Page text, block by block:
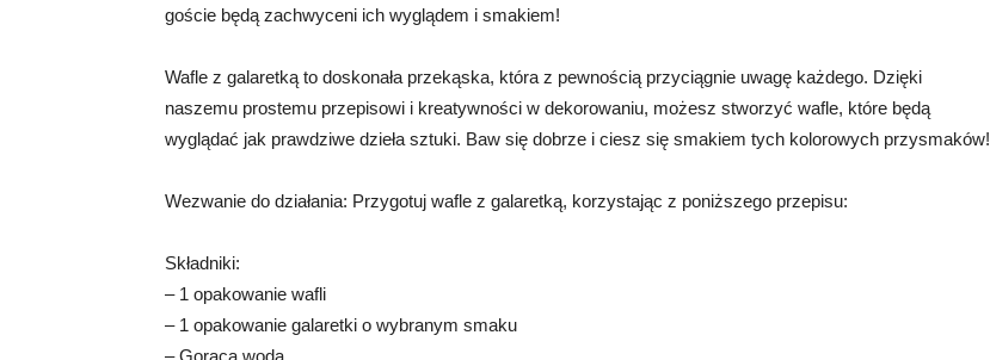
goście będą zachwyceni ich wyglądem i smakiem!
Wafle z galaretką to doskonała przekąska, która z pewnością przyciągnie uwagę każdego. Dzięki
naszemu prostemu przepisowi i kreatywności w dekorowaniu, możesz stworzyć wafle, które będą
wyglądać jak prawdziwe dzieła sztuki. Baw się dobrze i ciesz się smakiem tych kolorowych przysmaków!
Wezwanie do działania: Przygotuj wafle z galaretką, korzystając z poniższego przepisu:
Składniki:
– 1 opakowanie wafli
– 1 opakowanie galaretki o wybranym smaku
– Gorąca woda